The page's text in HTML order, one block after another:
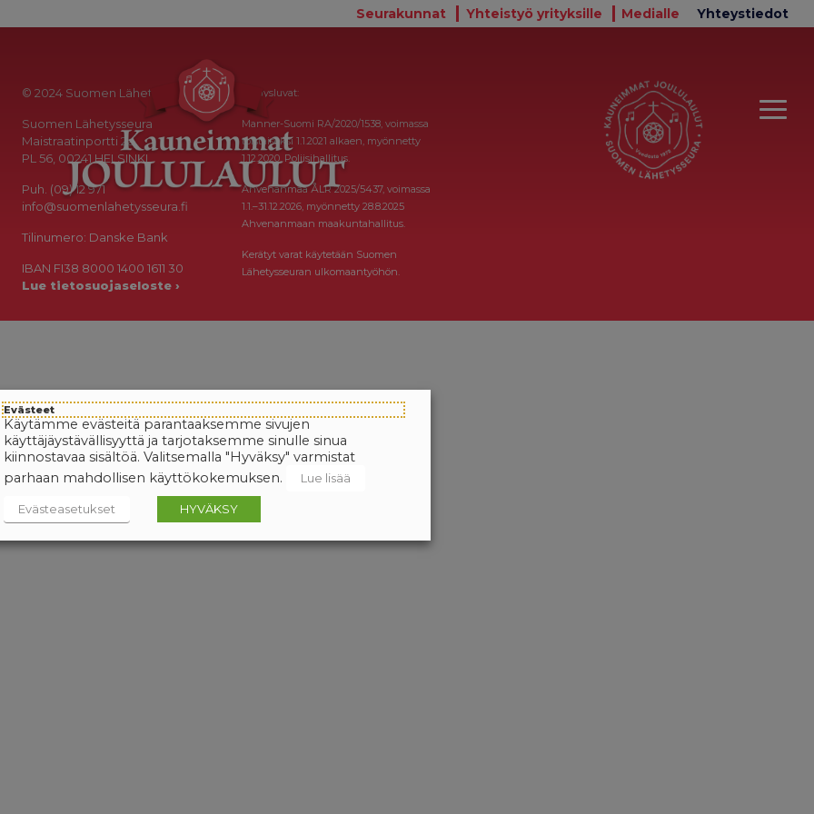
Seurakunnat Yhteistyö yrityksille Medialle Yhteystiedot
© 2024 Suomen Lähetysseura
Suomen Lähetysseura
Maistraatinportti 2a
PL 56, 00241 HELSINKI
Puh. (09) 12 971
info@suomenlahetysseura.fi
Tilinumero: Danske Bank
IBAN FI38 8000 1400 1611 30
Lue tietosuojaseloste ›
Keräysluvat:
Manner-Suomi RA/2020/1538, voimassa
toistaiseksi 1.1.2021 alkaen, myönnetty
1.12.2020, Poliisihallitus.
Ahvenanmaa ÅLR 2025/5437, voimassa
1.1.–31.12.2026, myönnetty 28.8.2025
Ahvenanmaan maakuntahallitus.
Kerätyt varat käytetään Suomen
Lähetysseuran ulkomaantyöhön.
Evästeet
Käytämme evästeitä parantaaksemme sivujen
käyttäjäystävällisyyttä ja tarjotaksemme sinulle sinua
kiinnostavaa sisältöä. Valitsemalla "Hyväksy" varmistat
parhaan mahdollisen käyttökokemuksen.
Lue lisää
Evästeasetukset HYVÄKSY